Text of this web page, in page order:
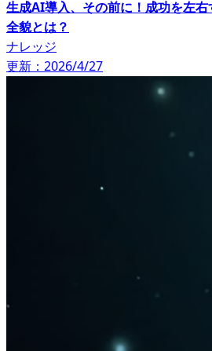
生成AI導入、その前に！成功を左
全貌とは？
ナレッジ
更新：2026/4/27